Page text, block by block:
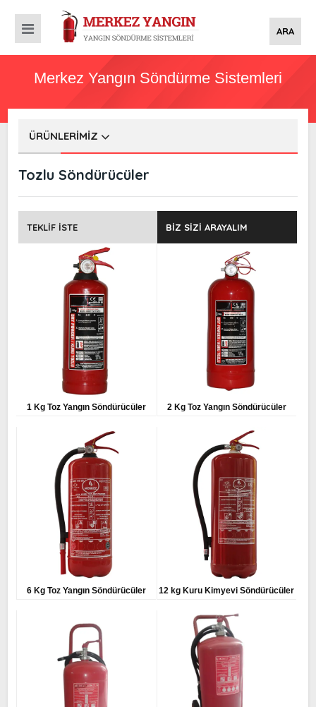
ARA
Merkez Yangın Söndürme Sistemleri
ÜRÜNLERIMIZ
Tozlu Söndürücüler
TEKLIF İSTE BIZ SIZI ARAYALIM
1 Kg Toz Yangın Söndürücüler 2 Kg Toz Yangın Söndürücüler
6 Kg Toz Yangın Söndürücüler 12 kg Kuru Kimyevi Söndürücüler